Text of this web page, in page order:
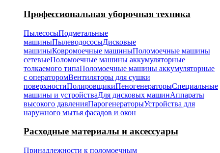
Профессиональная уборочная техника
ПылесосыПодметальные
машиныПылеводососыДисковые
машиныКовромоечные машиныПоломоечные машины
сетевыеПоломоечные машины аккумуляторные
толкаемого типаПоломоечные машины аккумуляторные
с операторомВентиляторы для сушки
поверхностиПолировщикиПеногенераторыСпециальные
машины и устройстваДля дисковых машинАппараты
высокого давленияПарогенераторыУстройства для
наружного мытья фасадов и окон
Расходные материалы и аксессуары
Принадлежности к поломоечным